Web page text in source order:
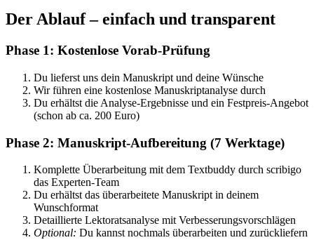
Der Ablauf – einfach und transparent
Phase 1: Kostenlose Vorab-Prüfung
Du lieferst uns dein Manuskript und deine Wünsche
Wir führen eine kostenlose Manuskriptanalyse durch
Du erhältst die Analyse-Ergebnisse und ein Festpreis-Angebot
(schon ab ca. 200 Euro)
Phase 2: Manuskript-Aufbereitung (7 Werktage)
Komplette Überarbeitung mit dem Textbuddy durch scribigo
das Experten-Team
Du erhältst das überarbeitete Manuskript in deinem
Wunschformat
Detaillierte Lektoratsanalyse mit Verbesserungsvorschlägen
Optional: Du kannst nochmals überarbeiten und zurückliefern